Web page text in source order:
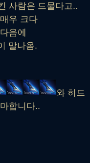
사람은 드물다고..
우 크다
음에
말나옴.
와 히드
합니다..